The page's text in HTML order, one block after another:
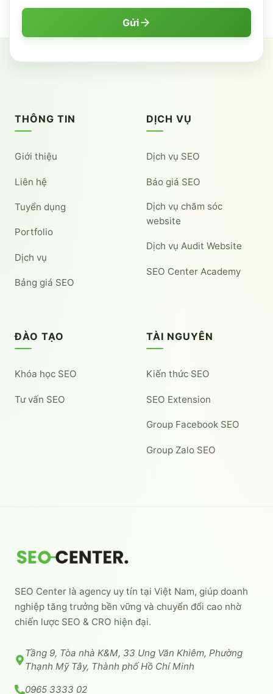
Gửi
THÔNG TIN
Giới thiệu
Liên hệ
Tuyển dụng
Portfolio
Dịch vụ
Bảng giá SEO
DỊCH VỤ
Dịch vụ SEO
Báo giá SEO
Dịch vụ chăm sóc
website
Dịch vụ Audit Website
SEO Center Academy
ĐÀO TẠO
Khóa học SEO
Tư vấn SEO
TÀI NGUYÊN
Kiến thức SEO
SEO Extension
Group Facebook SEO
Group Zalo SEO
SEO Center là agency uy tín tại Việt Nam, giúp doanh
nghiệp tăng trưởng bền vững và chuyển đổi cao nhờ
chiến lược SEO & CRO hiện đại.
Tầng 9, Tòa nhà K&M, 33 Ung Văn Khiêm, Phường
Thạnh Mỹ Tây, Thành phố Hồ Chí Minh
0965 3333 02